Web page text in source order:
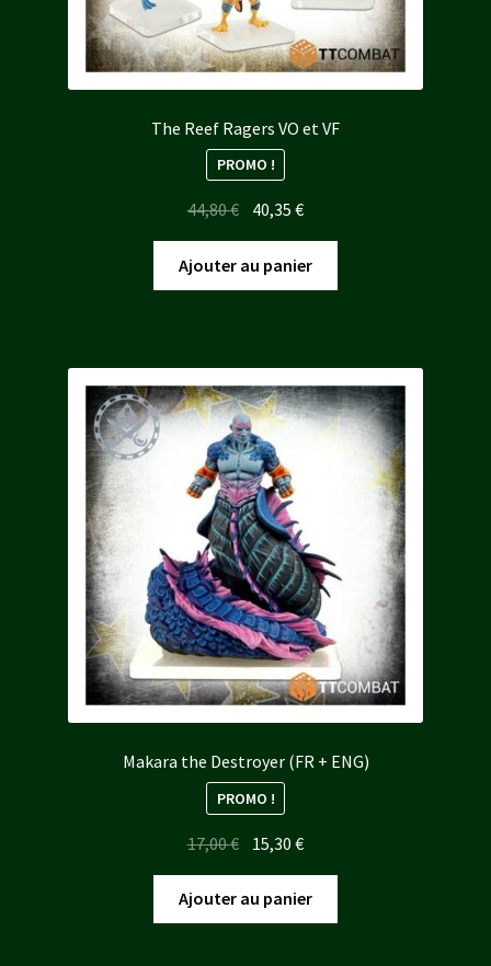
The Reef Ragers VO et VF
PROMO !
44,80€ Le
prix
initial
était :
40,35€Le
prix
actuel
est :
Ajouter au panier
Makara the Destroyer (FR + ENG)
PROMO !
17,00€ Le
initial
était :
15,30€Le
actuel
est :
Ajouter au panier